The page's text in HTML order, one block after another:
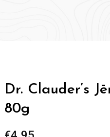
Dr. Clauder’s
80g